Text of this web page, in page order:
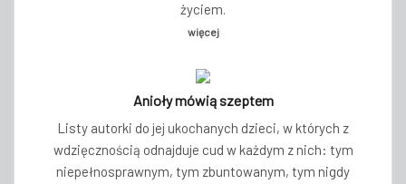
życiem.
więcej
Anioły mówią szeptem
Listy autorki do jej ukochanych dzieci, w których z
wdzięcznością odnajduje cud w każdym z nich: tym
niepełnosprawnym, tym zbuntowanym, tym nigdy